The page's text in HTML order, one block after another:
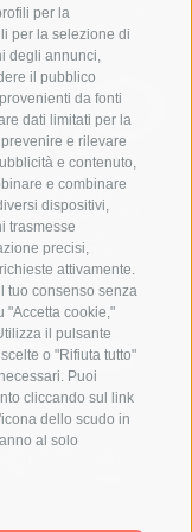
per la
per la selezione di
degli annunci,
il pubblico
da fonti
dati limitati per la
e rilevare
e contenuto,
e combinare
dispositivi,
trasmesse
precisi,
attivamente.
tuo consenso senza
"Accetta cookie,"
il pulsante
o "Rifiuta tutto"
Puoi
cliccando sul link
dello scudo in
al solo
THINK AHEAD THINK AHEAD
– All Rights
04293540409 |
Cookie
SA8000:2014
|
2021-
genere